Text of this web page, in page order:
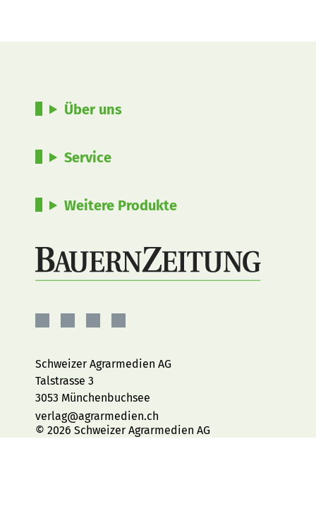
Über uns
Service
Weitere Produkte
Facebook
Instagram
YouTubeLinkedIn
Schweizer Agrarmedien AG
Talstrasse 3
3053 Münchenbuchsee
verlag@agrarmedien.ch
© 2026 Schweizer Agrarmedien AG